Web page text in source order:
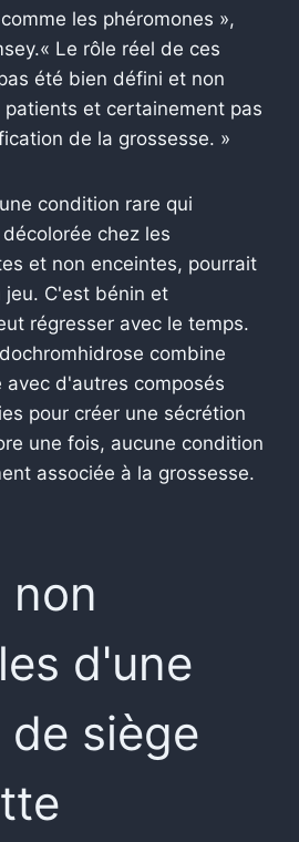
les phéromones »,
Le rôle réel de ces
été bien défini et non
et certainement pas
de la grossesse. »
condition rare qui
chez les
et non enceintes, pourrait
jeu. C'est bénin et
régresser avec le temps.
combine
avec d'autres composés
pour créer une sécrétion
une fois, aucune condition
associée à la grossesse.
non
d'une
siège